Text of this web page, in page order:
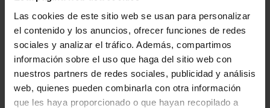
Las cookies de este sitio web se usan para personalizar
el contenido y los anuncios, ofrecer funciones de redes
sociales y analizar el tráfico. Además, compartimos
información sobre el uso que haga del sitio web con
nuestros partners de redes sociales, publicidad y análisis
web, quienes pueden combinarla con otra información
que les haya proporcionado o que hayan recopilado a